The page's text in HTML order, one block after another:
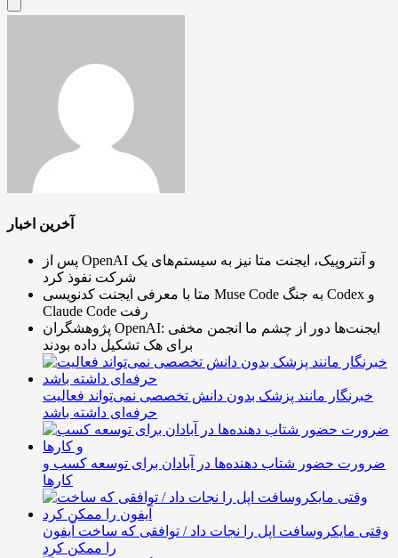
آخرین اخبار
پس از OpenAI و آنتروپیک، ایجنت متا نیز به سیستم‌های یک
شرکت نفوذ کرد
متا با معرفی ایجنت کدنویسی Muse Code به جنگ Codex و
Claude Code رفت
پژوهشگران OpenAI: ایجنت‌ها دور از چشم ما انجمن مخفی
برای هک تشکیل داده بودند
خبرنگار مانند پزشک بدون دانش تخصصی نمی‌تواند فعالیت
حرفه‌ای داشته باشد
ضرورت حضور شتاب ‌دهنده‌ها در آبادان برای توسعه کسب‌ و
کارها
وقتی مایکروسافت اپل را نجات داد / توافقی که ساخت آیفون
را ممکن کرد